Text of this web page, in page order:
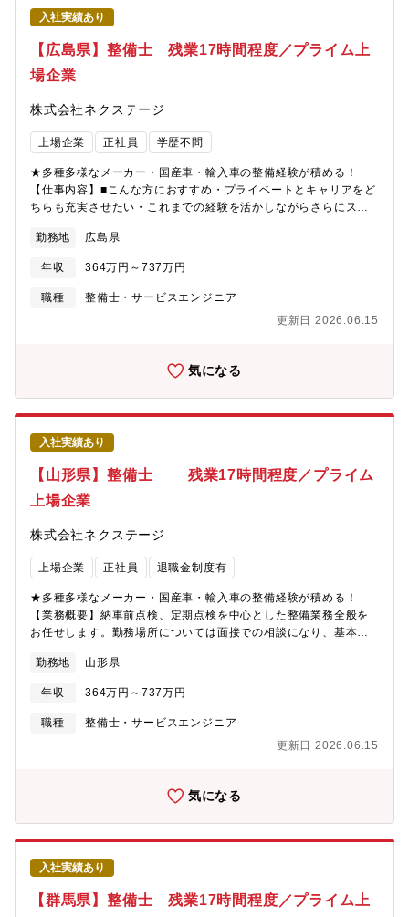
舗が増えているため新店舗のリーダーをすることもできます。最
短1～3年で工場長への昇格の可能性あり。
入社実績あり
【広島県】整備士 残業17時間程度／プライム上
場企業
株式会社ネクステージ
上場企業 正社員 学歴不問
★多種多様なメーカー・国産車・輸入車の整備経験が積める！
【仕事内容】■こんな方におすすめ・プライベートとキャリアをど
ちらも充実させたい・これまでの経験を活かしながらさらにスキ
納車前点検、定期点検を中心とした整備業務全般をお任せしま
す。勤務場所については面接での相談になり、基本的には希望を
考慮いたします。■業務内容詳細同社整備士として、点検業務・整
備業務・各種用品取り付けを中心にお任せします。具体的には業
はほとんど外注しているため、体への負担も少なめ■当ポジション
以内。完全予約制であるため業務負担がかかりづらいです。【多
種多様な車種でスキルアップ】様々な車種に触って頂く機会があ
ることと、整備業務全般だけでなくお客様へのご説明もして頂く
ことで、ご自身のスキルも高めることが可能【キャリアアップの
チャンスがある】現在、複数店舗展開を行っている同社。その
為、早い段階でキャリアアップができる状態です。若くしてリー
ダーになれるのも夢ではありません。新規店舗が増えているため
新店舗のリーダーをすることもできます。最短1～3年で工場長へ
の昇格の可能性あり。■同社の魅力【圧倒的な成長スピード】当社
倍。そして現在も成長を続けています。顧客満足度だけでなく、
従業員満足度でもNo.1を目指し「みんなに愛されるクルマ屋さ
ん」を実現します。
勤務地 広島県
年収 364万円～737万円
職種
整備士・サービスエンジニア
更新日 2026.06.15
気になる
入社実績あり
【山形県】整備士 残業17時間程度／プライム
上場企業
株式会社ネクステージ
上場企業 正社員 退職金制度有
★多種多様なメーカー・国産車・輸入車の整備経験が積める！
【業務概要】納車前点検、定期点検を中心とした整備業務全般を
お任せします。勤務場所については面接での相談になり、基本的
て、点検業務・整備業務・各種用品取り付けを中心にお任せしま
す。具体的には業務の7割程度が点検・整備業務、残りが修理、車
検です。※重整備はほとんど外注しているため、体への負担も少
なめ【同ポジションの特徴・魅力】＜残業少な目でプライベート
かりづらいです。＜多種多様な車種でスキルアップ＞様々な車種
へのご説明もして頂くことで、ご自身のスキルも高めることが可
能＜キャリアアップのチャンスがある＞現在、複数店舗展開を行
っている同社。その為、早い段階でキャリアアップができる状態
です。若くしてリーダーになれるのも夢ではありません。新規店
舗が増えているため新店舗のリーダーをすることもできます。最
短1～3年で工場長への昇格の可能性あり。
勤務地 山形県
年収 364万円～737万円
職種
整備士・サービスエンジニア
更新日 2026.06.15
気になる
入社実績あり
【群馬県】整備士 残業17時間程度／プライム上